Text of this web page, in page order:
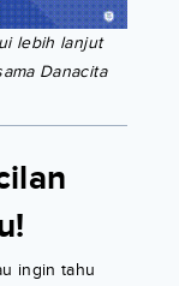
lebih lanjut
Danacita
ingin tahu